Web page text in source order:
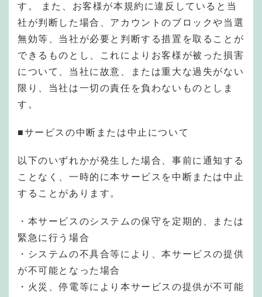
す。 また、お客様が本規約に違反していると当
社が判断した場合、アカウントのブロックや当選
無効等、当社が必要と判断する措置を取ることが
できるものとし、これによりお客様が被った損害
について、当社に故意、または重大な過失がない
限り、当社は一切の責任を負わないものとしま
す。
■サービスの中断または中止について
以下のいずれかが発生した場合、事前に通知する
ことなく、一時的に本サービスを中断または中止
することがあります。
・本サービスのシステムの保守を定期的、または
緊急に行う場合
・システムの不具合等により、本サービスの提供
が不可能となった場合
・火災、停電等により本サービスの提供が不可能